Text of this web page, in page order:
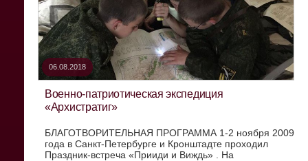
06.08.2018
Военно-патриотическая экспедиция
«Архистратиг»
БЛАГОТВОРИТЕЛЬНАЯ ПРОГРАММА 1-2 ноября 2009
года в Санкт-Петербурге и Кронштадте проходил
Праздник-встреча «Прииди и Виждь» . На